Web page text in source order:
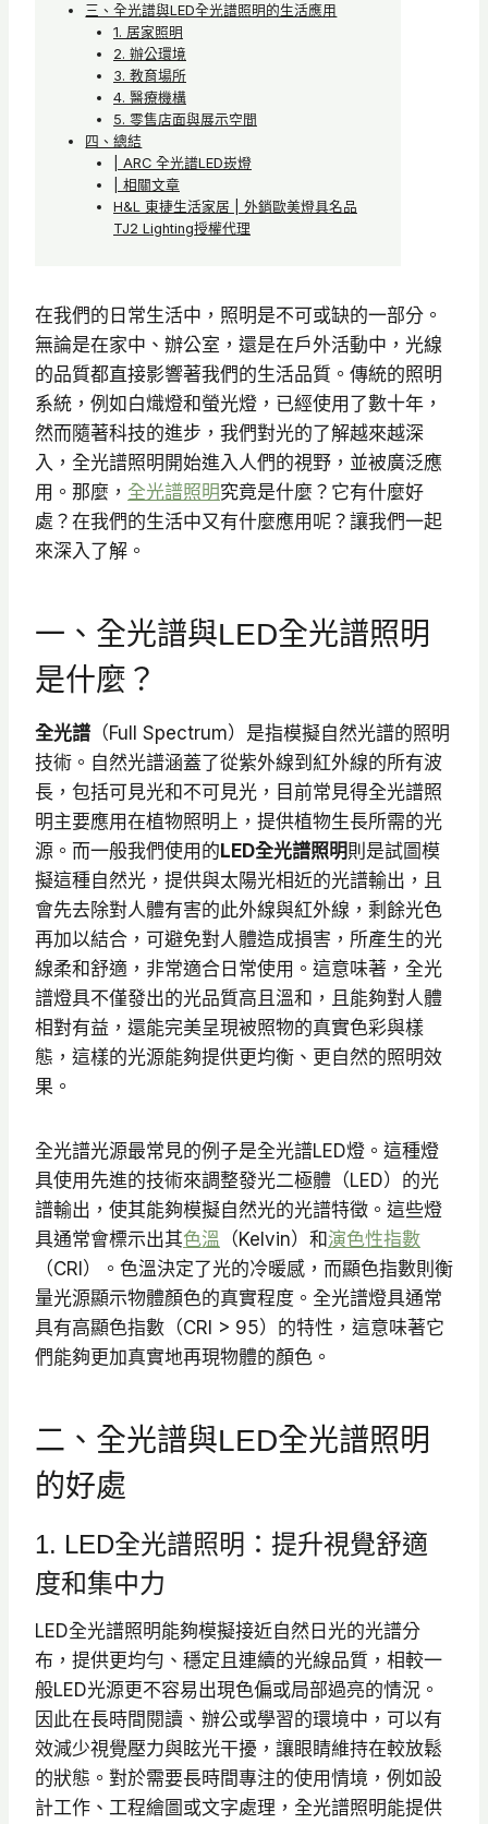
三、全光譜與LED全光譜照明的生活應用
1. 居家照明
2. 辦公環境
3. 教育場所
4. 醫療機構
5. 零售店面與展示空間
四、總結
| ARC 全光譜LED崁燈
| 相關文章
H&L 東捷生活家居 | 外銷歐美燈具名品
TJ2 Lighting授權代理
在我們的日常生活中，照明是不可或缺的一部分。
無論是在家中、辦公室，還是在戶外活動中，光線
的品質都直接影響著我們的生活品質。傳統的照明
系統，例如白熾燈和螢光燈，已經使用了數十年，
然而隨著科技的進步，我們對光的了解越來越深
入，全光譜照明開始進入人們的視野，並被廣泛應
用。那麼， 全光譜照明究竟是什麼？它有什麼好
處？在我們的生活中又有什麼應用呢？讓我們一起
來深入了解。
一、全光譜與LED全光譜照明
是什麼？
全光譜 （Full Spectrum）是指模擬自然光譜的照明
技術。自然光譜涵蓋了從紫外線到紅外線的所有波
長，包括可見光和不可見光，目前常見得全光譜照
明主要應用在植物照明上，提供植物生長所需的光
源。而一般我們使用的LED全光譜照明則是試圖模
擬這種自然光，提供與太陽光相近的光譜輸出，且
會先去除對人體有害的此外線與紅外線，剩餘光色
再加以結合，可避免對人體造成損害，所產生的光
線柔和舒適，非常適合日常使用。這意味著，全光
譜燈具不僅發出的光品質高且溫和，且能夠對人體
相對有益，還能完美呈現被照物的真實色彩與樣
態，這樣的光源能夠提供更均衡、更自然的照明效
果。
全光譜光源最常見的例子是全光譜LED燈。這種燈
具使用先進的技術來調整發光二極體（LED）的光
譜輸出，使其能夠模擬自然光的光譜特徵。這些燈
具通常會標示出其色溫 （Kelvin）和演色性指數
（CRI）。色溫決定了光的冷暖感，而顯色指數則衡
量光源顯示物體顏色的真實程度。全光譜燈具通常
具有高顯色指數（CRI > 95）的特性，這意味著它
們能夠更加真實地再現物體的顏色。
二、全光譜與LED全光譜照明
的好處
1. LED全光譜照明：提升視覺舒適
度和集中力
LED全光譜照明能夠模擬接近自然日光的光譜分
布，提供更均勻、穩定且連續的光線品質，相較一
般LED光源更不容易出現色偏或局部過亮的情況。
因此在長時間閱讀、辦公或學習的環境中，可以有
效減少視覺壓力與眩光干擾，讓眼睛維持在較放鬆
的狀態。對於需要長時間專注的使用情境，例如設
計工作、工程繪圖或文字處理，全光譜照明能提供